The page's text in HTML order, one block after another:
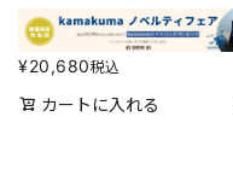
¥20,680税込
カートに入れる